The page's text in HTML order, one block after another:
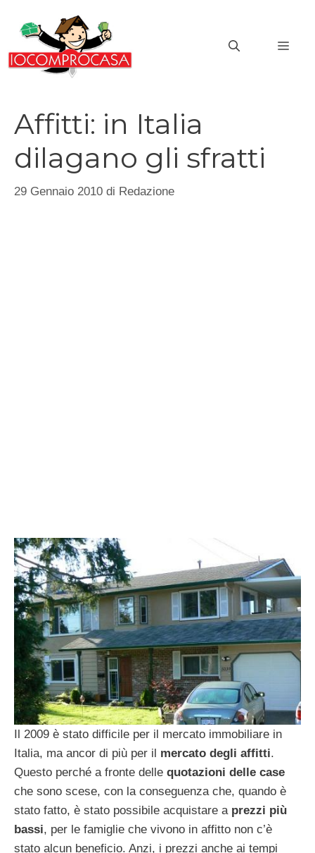
contenuto
Affitti: in Italia
dilagano gli sfratti
29 Gennaio 2010 di Redazione
Il 2009 è stato difficile per il mercato immobiliare in
Italia, ma ancor di più per il mercato degli affitti.
Questo perché a fronte delle quotazioni delle case
che sono scese, con la conseguenza che, quando è
stato fatto, è stato possibile acquistare a prezzi più
bassi, per le famiglie che vivono in affitto non c’è
stato alcun beneficio. Anzi, i prezzi anche ai tempi